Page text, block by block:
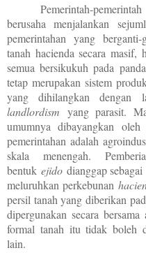
Pemerintah-
berusaha menjalankan
pemerintahan yang
tanah hacienda secara
semua bersikukuh pada
tetap merupakan sistem
yang dihilangkan dengan
landlordism yang parasit.
umumnya dibayangkan
pemerintahan adalah
skala menengah.
bentuk ejido dianggap
meluruhkan perkebunan
persil tanah yang diberikan
dipergunakan secara
formal tanah itu tidak boleh
lain.